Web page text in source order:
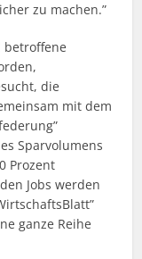
zu machen.”
betroffene
die
mit dem
Sparvolumens
Prozent
Jobs werden
ganze Reihe